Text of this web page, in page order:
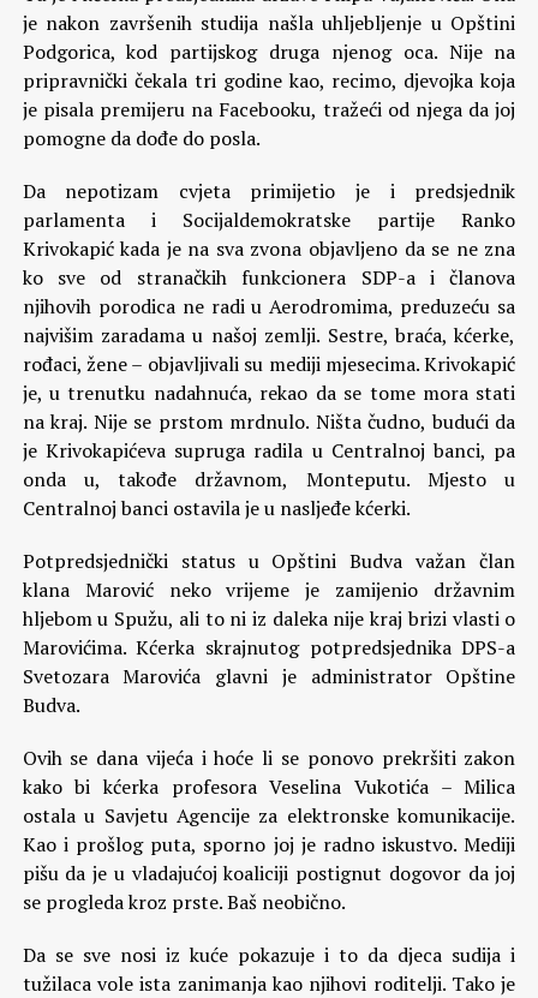
je nakon završenih studija našla uhljebljenje u Opštini
Podgorica, kod partijskog druga njenog oca. Nije na
pripravnički čekala tri godine kao, recimo, djevojka koja
je pisala premijeru na Facebooku, tražeći od njega da joj
pomogne da dođe do posla.
Da nepotizam cvjeta primijetio je i predsjednik
parlamenta i Socijaldemokratske partije Ranko
Krivokapić kada je na sva zvona objavljeno da se ne zna
ko sve od stranačkih funkcionera SDP-a i članova
njihovih porodica ne radi u Aerodromima, preduzeću sa
najvišim zaradama u našoj zemlji. Sestre, braća, kćerke,
rođaci, žene – objavljivali su mediji mjesecima. Krivokapić
je, u trenutku nadahnuća, rekao da se tome mora stati
na kraj. Nije se prstom mrdnulo. Ništa čudno, budući da
je Krivokapićeva supruga radila u Centralnoj banci, pa
onda u, takođe državnom, Monteputu. Mjesto u
Centralnoj banci ostavila je u nasljeđe kćerki.
Potpredsjednički status u Opštini Budva važan član
klana Marović neko vrijeme je zamijenio državnim
hljebom u Spužu, ali to ni iz daleka nije kraj brizi vlasti o
Marovićima. Kćerka skrajnutog potpredsjednika DPS-a
Svetozara Marovića glavni je administrator Opštine
Budva.
Ovih se dana vijeća i hoće li se ponovo prekršiti zakon
kako bi kćerka profesora Veselina Vukotića – Milica
ostala u Savjetu Agencije za elektronske komunikacije.
Kao i prošlog puta, sporno joj je radno iskustvo. Mediji
pišu da je u vladajućoj koaliciji postignut dogovor da joj
se progleda kroz prste. Baš neobično.
Da se sve nosi iz kuće pokazuje i to da djeca sudija i
tužilaca vole ista zanimanja kao njihovi roditelji. Tako je